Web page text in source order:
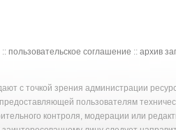
:: пользовательское соглашение :: архив
с точкой зрения администрации
пользователям
контроля, модерации или